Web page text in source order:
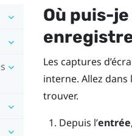
Où puis-
Les captures
interne. Allez dans
trouver.
Depuis l’entrée